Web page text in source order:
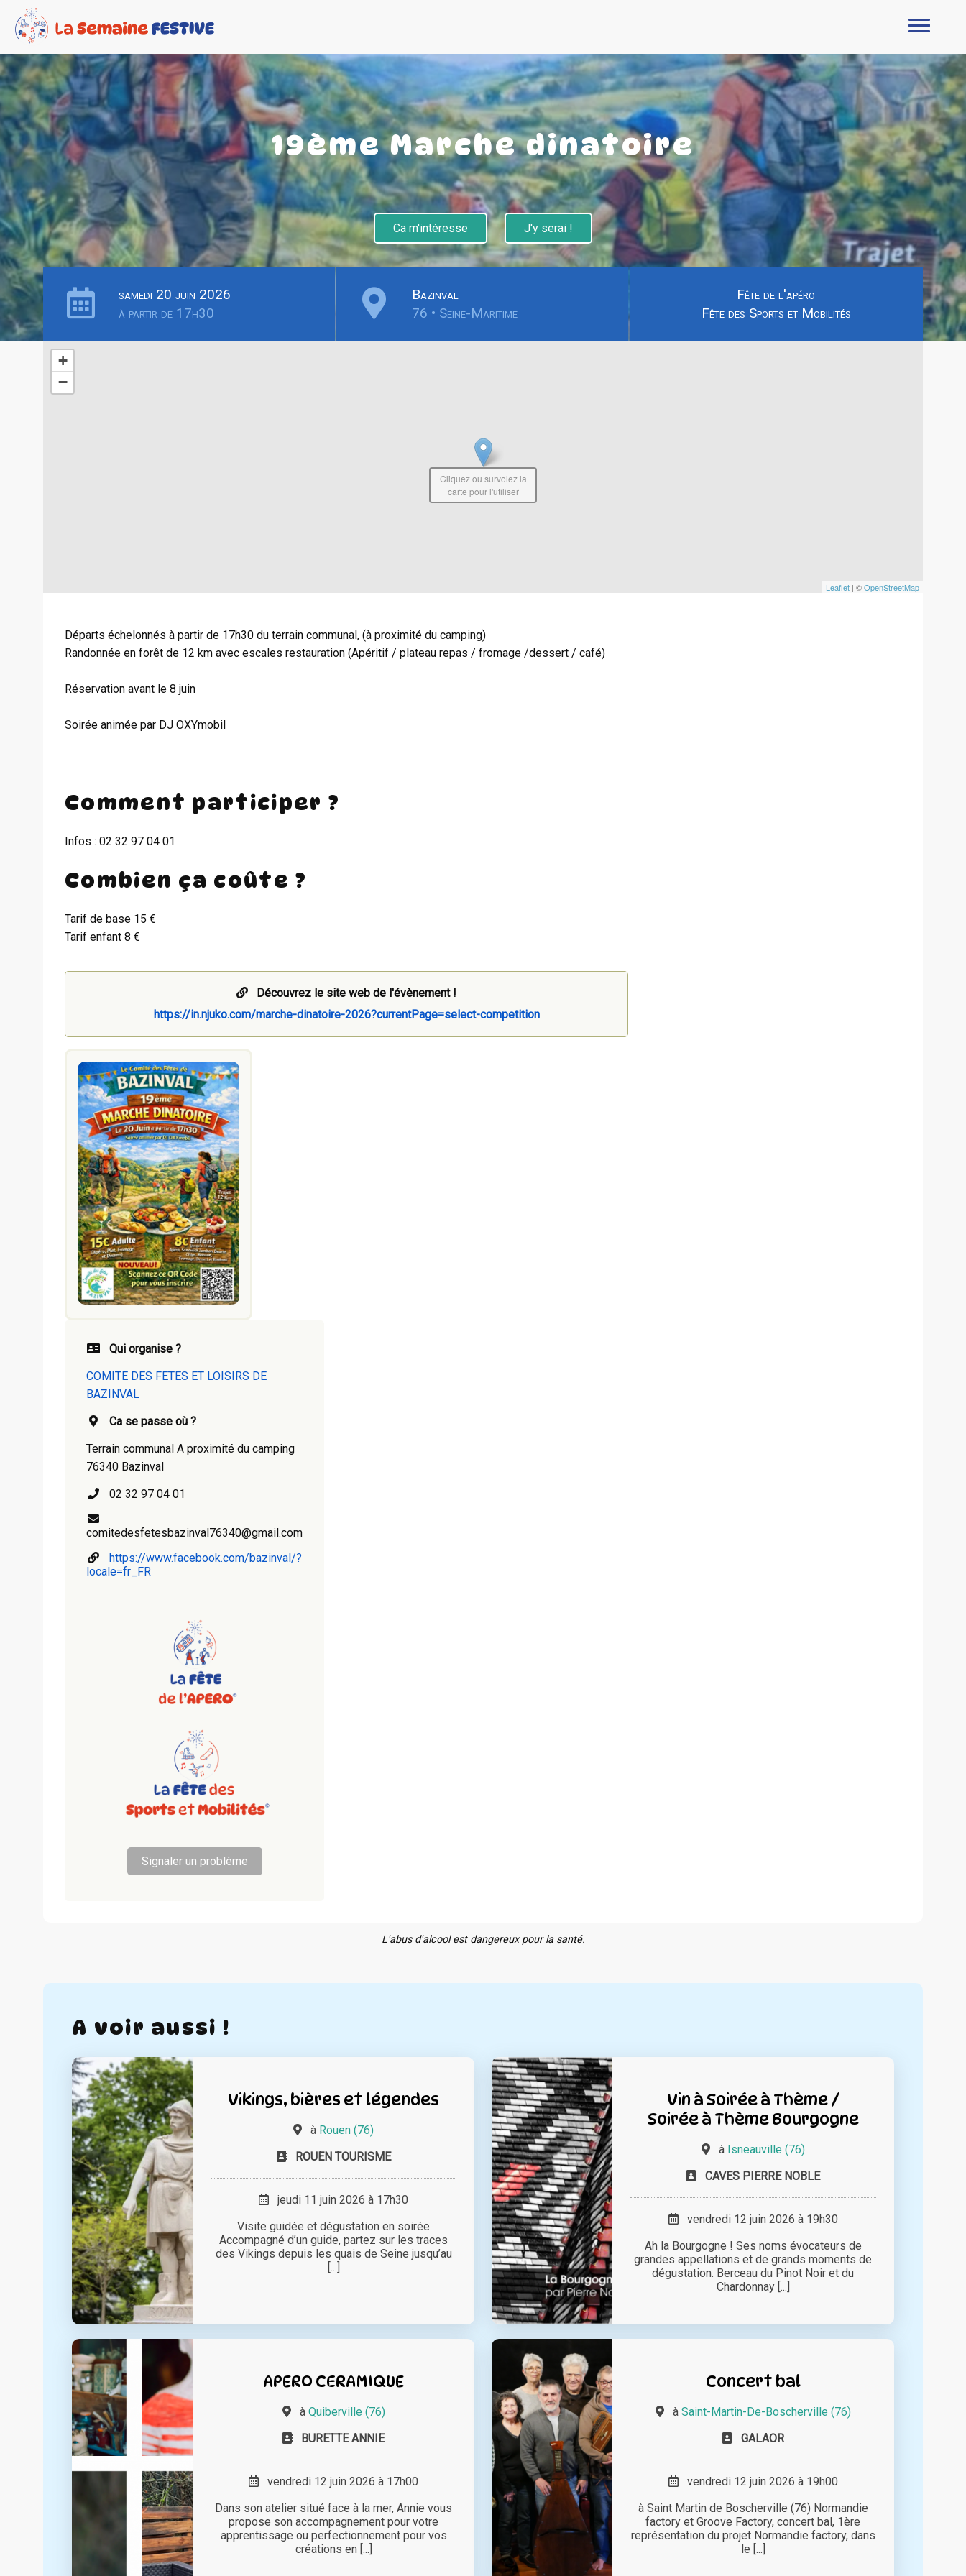
19ème Marche dinatoire
Ca m'intéresse J'y serai !
samedi 20 juin 2026
à partir de 17h30
Bazinval
76 • Seine-Maritime
Fête de l'apéro
Fête des Sports et Mobilités
+
−
Leaflet | ©OpenStreetMap
Cliquez ou survolez la
carte pour l'utiliser
Départs échelonnés à partir de 17h30 du terrain communal, (à proximité du camping)
Randonnée en forêt de 12 km avec escales restauration (Apéritif / plateau repas / fromage /dessert / café)
Réservation avant le 8 juin
Soirée animée par DJ OXYmobil
Comment participer ?
Infos : 02 32 97 04 01
Combien ça coûte ?
Tarif de base 15 €
Tarif enfant 8 €
Découvrez le site web de l'évènement !
https://in.njuko.com/marche-dinatoire-2026?currentPage=select-competition
Qui organise ?
COMITE DES FETES ET LOISIRS DE
BAZINVAL
Ca se passe où ?
Terrain communal A proximité du camping
76340 Bazinval
02 32 97 04 01
comitedesfetesbazinval76340@gmail.com
https://www.facebook.com/bazinval/?
locale=fr_FR
Signaler un problème
L'abus d'alcool est dangereux pour la santé.
A voir aussi !
Vikings, bières et légendes
à Rouen (76)
ROUEN TOURISME
jeudi 11 juin 2026 à 17h30
Visite guidée et dégustation en soirée
Accompagné d’un guide, partez sur les traces
des Vikings depuis les quais de Seine jusqu’au
[...]
Vin à Soirée à Thème /
Soirée à Thème Bourgogne
à Isneauville (76)
CAVES PIERRE NOBLE
vendredi 12 juin 2026 à 19h30
Ah la Bourgogne ! Ses noms évocateurs de
grandes appellations et de grands moments de
dégustation. Berceau du Pinot Noir et du
Chardonnay [...]
APERO CERAMIQUE
à Quiberville (76)
BURETTE ANNIE
vendredi 12 juin 2026 à 17h00
Dans son atelier situé face à la mer, Annie vous
propose son accompagnement pour votre
apprentissage ou perfectionnement pour vos
créations en [...]
Concert bal
à Saint-Martin-De-Boscherville (76)
GALAOR
vendredi 12 juin 2026 à 19h00
à Saint Martin de Boscherville (76) Normandie
factory et Groove Factory, concert bal, 1ère
représentation du projet Normandie factory, dans
le [...]